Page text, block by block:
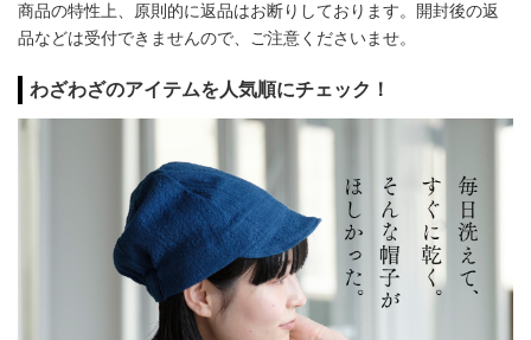
商品の特性上、原則的に返品はお断りしております。開封後の返
品などは受付できませんので、ご注意くださいませ。
わざわざのアイテムを人気順にチェック！